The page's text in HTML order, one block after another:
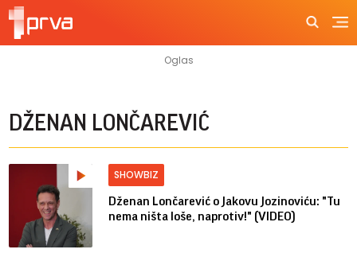
DŽENAN LONČAREVIĆ
SHOWBIZ
Dženan Lončarević o Jakovu Jozinoviću: "Tu
nema ništa loše, naprotiv!" (VIDEO)